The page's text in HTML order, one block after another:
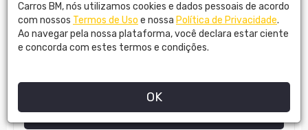
R$53.890,00
TREND AUTO
Carros BM, nós utilizamos cookies e dados pessoais de acordo
com nossos Termos de Uso e nossa Política de Privacidade.
Ao navegar pela nossa plataforma, você declara estar ciente
e concorda com estes termos e condições.
OK